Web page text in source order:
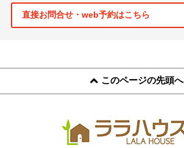
直接お問合せ・web予約はこちら
このページの先頭へ